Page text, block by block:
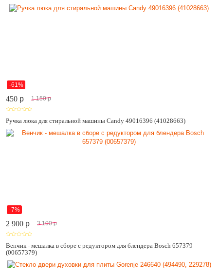
-61%
450 p 1 150 p
Ручка люка для стиральной машины Candy 49016396 (41028663)
-7%
2 900 p 3 100 p
Венчик - мешалка в сборе с редуктором для блендера Bosch 657379
(00657379)